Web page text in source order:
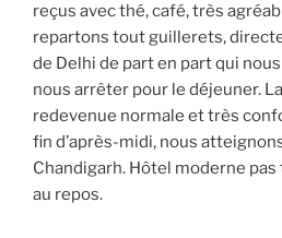
reçus avec thé, café, très
repartons tout guillerets,
de Delhi de part en part qui
nous arrêter pour le déjeuner.
redevenue normale et très
fin d’après-midi, nous
Chandigarh. Hôtel moderne
au repos.